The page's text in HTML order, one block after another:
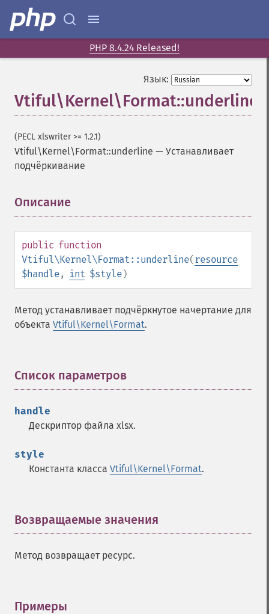
PHP 8.4.24 Released!
Язык:
Vtiful\Kernel\Format::underline
(PECL xlswriter >= 1.2.1)
Vtiful\Kernel\Format::underline — Устанавливает
подчёркивание
Описание
public function
Vtiful\Kernel\Format::underline(resource
$handle, int $style)
Метод устанавливает подчёркнутое начертание для
объекта Vtiful\Kernel\Format.
Список параметров
handle
Дескриптор файла xlsx.
style
Константа класса Vtiful\Kernel\Format.
Возвращаемые значения
Метод возвращает ресурс.
Примеры